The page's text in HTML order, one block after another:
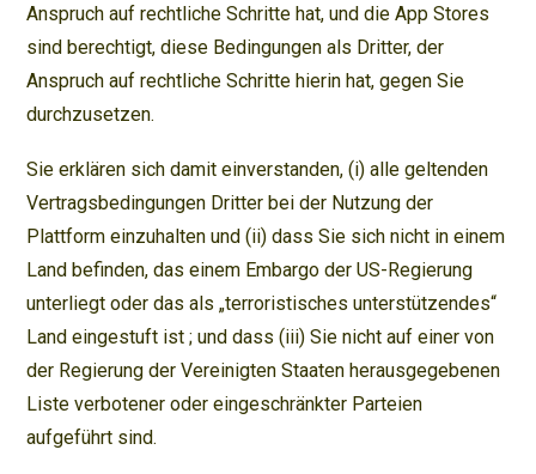
Anspruch auf rechtliche Schritte hat, und die App Stores
sind berechtigt, diese Bedingungen als Dritter, der
Anspruch auf rechtliche Schritte hierin hat, gegen Sie
durchzusetzen.
Sie erklären sich damit einverstanden, (i) alle geltenden
Vertragsbedingungen Dritter bei der Nutzung der
Plattform einzuhalten und (ii) dass Sie sich nicht in einem
Land befinden, das einem Embargo der US-Regierung
unterliegt oder das als „terroristisches unterstützendes“
Land eingestuft ist ; und dass (iii) Sie nicht auf einer von
der Regierung der Vereinigten Staaten herausgegebenen
Liste verbotener oder eingeschränkter Parteien
aufgeführt sind.